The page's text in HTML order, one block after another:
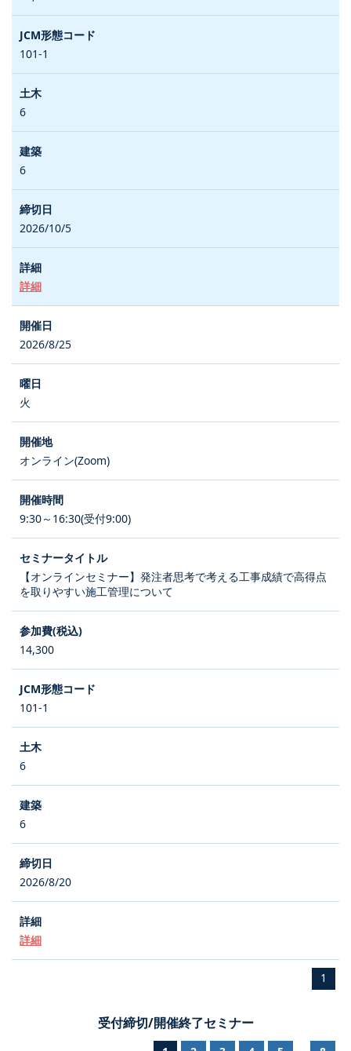
101-1
6
6
2026/10/5
詳細
2026/8/25
火
オンライン(Zoom)
9:30～16:30(受付9:00)
【オンラインセミナー】発注者思考で考える工事成績で高得点
を取りやすい施工管理について
14,300
101-1
6
6
2026/8/20
詳細
1
受付締切/開催終了セミナー